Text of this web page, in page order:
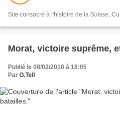
Site consacré à l'histoire de la Suisse.
Morat, victoire suprême,
Publié le 08/02/2018 à 18:05
Par G.Tell